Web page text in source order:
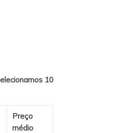
10
Preço
médio